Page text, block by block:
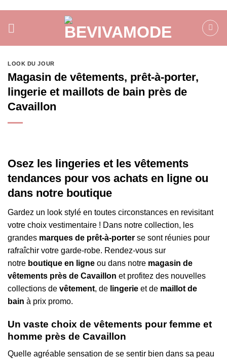
contenu
LOOK DU JOUR
Magasin de vêtements, prêt-à-porter,
lingerie et maillots de bain près de
Cavaillon
Osez les lingeries et les vêtements
tendances pour vos achats en ligne ou
dans notre boutique
Gardez un look stylé en toutes circonstances en revisitant
votre choix vestimentaire ! Dans notre collection, les
grandes marques de prêt-à-porter se sont réunies pour
rafraîchir votre garde-robe. Rendez-vous sur
notre boutique en ligne ou dans notre magasin de
vêtements près de Cavaillon et profitez des nouvelles
collections de vêtement, de lingerie et de maillot de
bain à prix promo.
Un vaste choix de vêtements pour femme et
homme près de Cavaillon
Quelle agréable sensation de se sentir bien dans sa peau